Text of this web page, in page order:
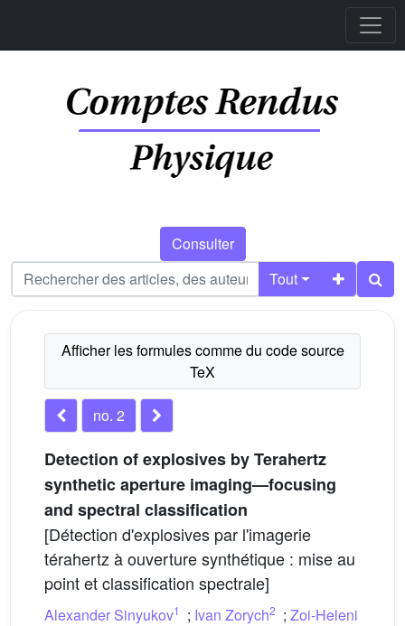
Consulter
Tout
no. 2
Detection of explosives by Terahertz
synthetic aperture imaging—focusing
and spectral classification
[Détection d'explosives par l'imagerie
térahertz à ouverture synthétique : mise au
point et classification spectrale]
Alexander Sinyukov1 ; Ivan Zorych2 ; Zoi-Heleni